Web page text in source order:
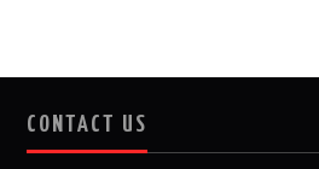
CONTACT US